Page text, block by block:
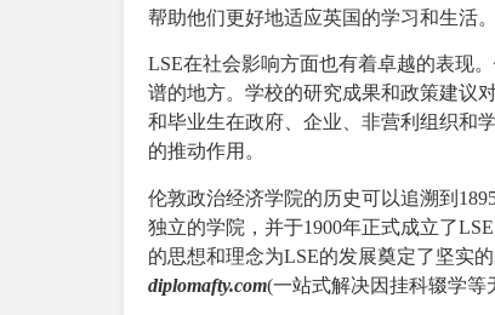
帮助他们更好地适应英国的学习和生活。
LSE在社会影响方面也有着卓越的表现。
谱的地方。学校的研究成果和政策建议
和毕业生在政府、企业、非营利组织和
的推动作用。
伦敦政治经济学院的历史可以追溯到
独立的学院，并于1900年正式成立了
的思想和理念为LSE的发展奠定了坚实的
diplomafty.com(一站式解决因挂科辍学等